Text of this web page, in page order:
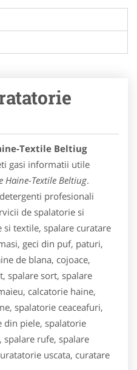
Textile Beltiug
gasi informatii utile
Haine-Textile Beltiug.
profesionali
de spalatorie si
textile, spalare curatare
geci din puf, paturi,
de blana, cojoace,
spalare sort, spalare
calcatorie haine,
spalatorie ceaceafuri,
din piele, spalatorie
spalare rufe, spalare
uscata, curatare